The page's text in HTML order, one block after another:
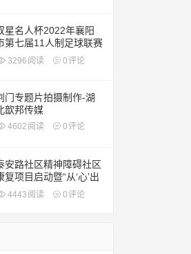
星名人杯2022年襄阳
第七届11人制足球联赛
赛啦！
3296 阅读 0评论
门专题片拍摄制作-湖
歆邦传媒
4602 阅读 0评论
安路社区精神障碍社区
复项目启动暨“从‘心’出
”心理健康专题宣讲
4443 阅读 0评论